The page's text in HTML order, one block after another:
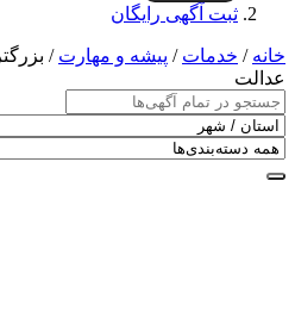
ثبت آگهی رایگان
خانه/ خدمات/ پیشه و مهارت/
عدالت